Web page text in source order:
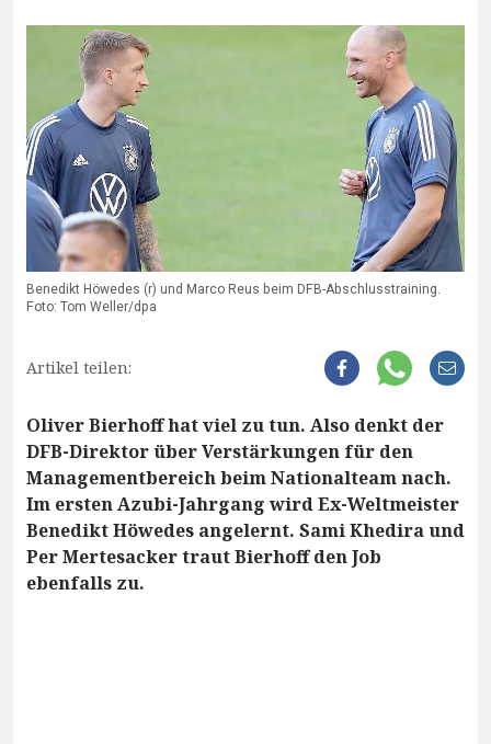
Benedikt Höwedes (r) und Marco Reus beim DFB-Abschlusstraining.
Foto: Tom Weller/dpa
Artikel teilen:
Oliver Bierhoff hat viel zu tun. Also denkt der
DFB-Direktor über Verstärkungen für den
Managementbereich beim Nationalteam nach.
Im ersten Azubi-Jahrgang wird Ex-Weltmeister
Benedikt Höwedes angelernt. Sami Khedira und
Per Mertesacker traut Bierhoff den Job
ebenfalls zu.